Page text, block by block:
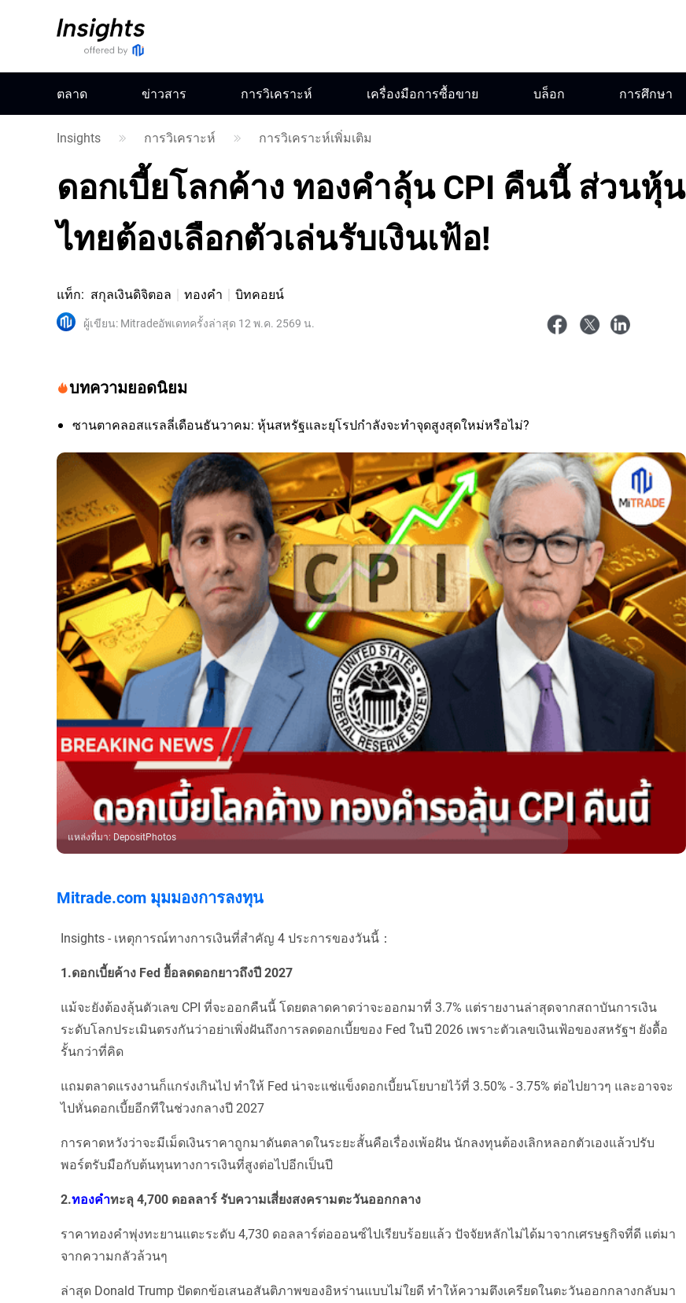
ตลาด ข่าวสาร การวิเคราะห์ เครื่องมือการซื้อขาย บล็อก การศึกษา
Insights การวิเคราะห์ การวิเคราะห์เพิ่มเติม
ดอกเบี้ยโลกค้าง ทองคำลุ้น CPI คืนนี้ ส่วนหุ้น
ไทยต้องเลือกตัวเล่นรับเงินเฟ้อ!
แท็ก: สกุลเงินดิจิตอล ทองคำ บิทคอยน์
ผู้เขียน: Mitradeอัพเดทครั้งล่าสุด 12 พ.ค. 2569 น.
บทความยอดนิยม
ซานตาคลอสแรลลี่เดือนธันวาคม: หุ้นสหรัฐและยุโรปกำลังจะทำจุดสูงสุดใหม่หรือไม่?
แหล่งที่มา: DepositPhotos
Mitrade.com มุมมองการลงทุน
Insights - เหตุการณ์ทางการเงินที่สำคัญ 4 ประการของวันนี้：
1.ดอกเบี้ยค้าง Fed ยื้อลดดอกยาวถึงปี 2027
แม้จะยังต้องลุ้นตัวเลข CPI ที่จะออกคืนนี้ โดยตลาดคาดว่าจะออกมาที่ 3.7% แต่รายงานล่าสุดจากสถาบันการเงิน
ระดับโลกประเมินตรงกันว่าอย่าเพิ่งฝันถึงการลดดอกเบี้ยของ Fed ในปี 2026 เพราะตัวเลขเงินเฟ้อของสหรัฐฯ ยังดื้อ
รั้นกว่าที่คิด
แถมตลาดแรงงานก็แกร่งเกินไป ทำให้ Fed น่าจะแช่แข็งดอกเบี้ยนโยบายไว้ที่ 3.50% - 3.75% ต่อไปยาวๆ และอาจจะ
ไปหั่นดอกเบี้ยอีกทีในช่วงกลางปี 2027
การคาดหวังว่าจะมีเม็ดเงินราคาถูกมาดันตลาดในระยะสั้นคือเรื่องเพ้อฝัน นักลงทุนต้องเลิกหลอกตัวเองแล้วปรับ
พอร์ตรับมือกับต้นทุนทางการเงินที่สูงต่อไปอีกเป็นปี
2.ทองคำทะลุ 4,700 ดอลลาร์ รับความเสี่ยงสงครามตะวันออกกลาง
ราคาทองคำพุ่งทะยานแตะระดับ 4,730 ดอลลาร์ต่อออนซ์ไปเรียบร้อยแล้ว ปัจจัยหลักไม่ได้มาจากเศรษฐกิจที่ดี แต่มา
จากความกลัวล้วนๆ
ล่าสุด Donald Trump ปัดตกข้อเสนอสันติภาพของอิหร่านแบบไม่ใยดี ทำให้ความตึงเครียดในตะวันออกกลางกลับมา